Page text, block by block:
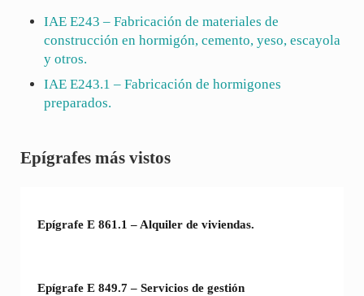
IAEE243 – Fabricación de materiales de
construcción en hormigón, cemento, yeso, escayola
y otros.
IAEE243.1 – Fabricación de hormigones
preparados.
Sidebar
Epígrafes más vistos
Epígrafe E 861.1 – Alquiler de viviendas.
Epígrafe E 849.7 – Servicios de gestión